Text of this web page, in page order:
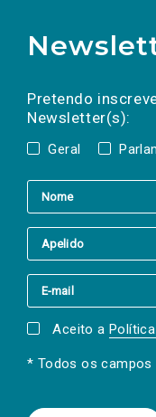
Pretendo
Newsletter(s):
Geral
a(s)
mail
Aceito a
* Todos os campos